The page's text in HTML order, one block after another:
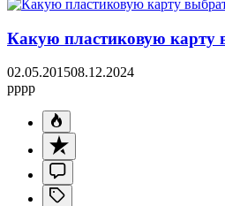
Какую пластиковую карту
02.05.201508.12.2024
pppp